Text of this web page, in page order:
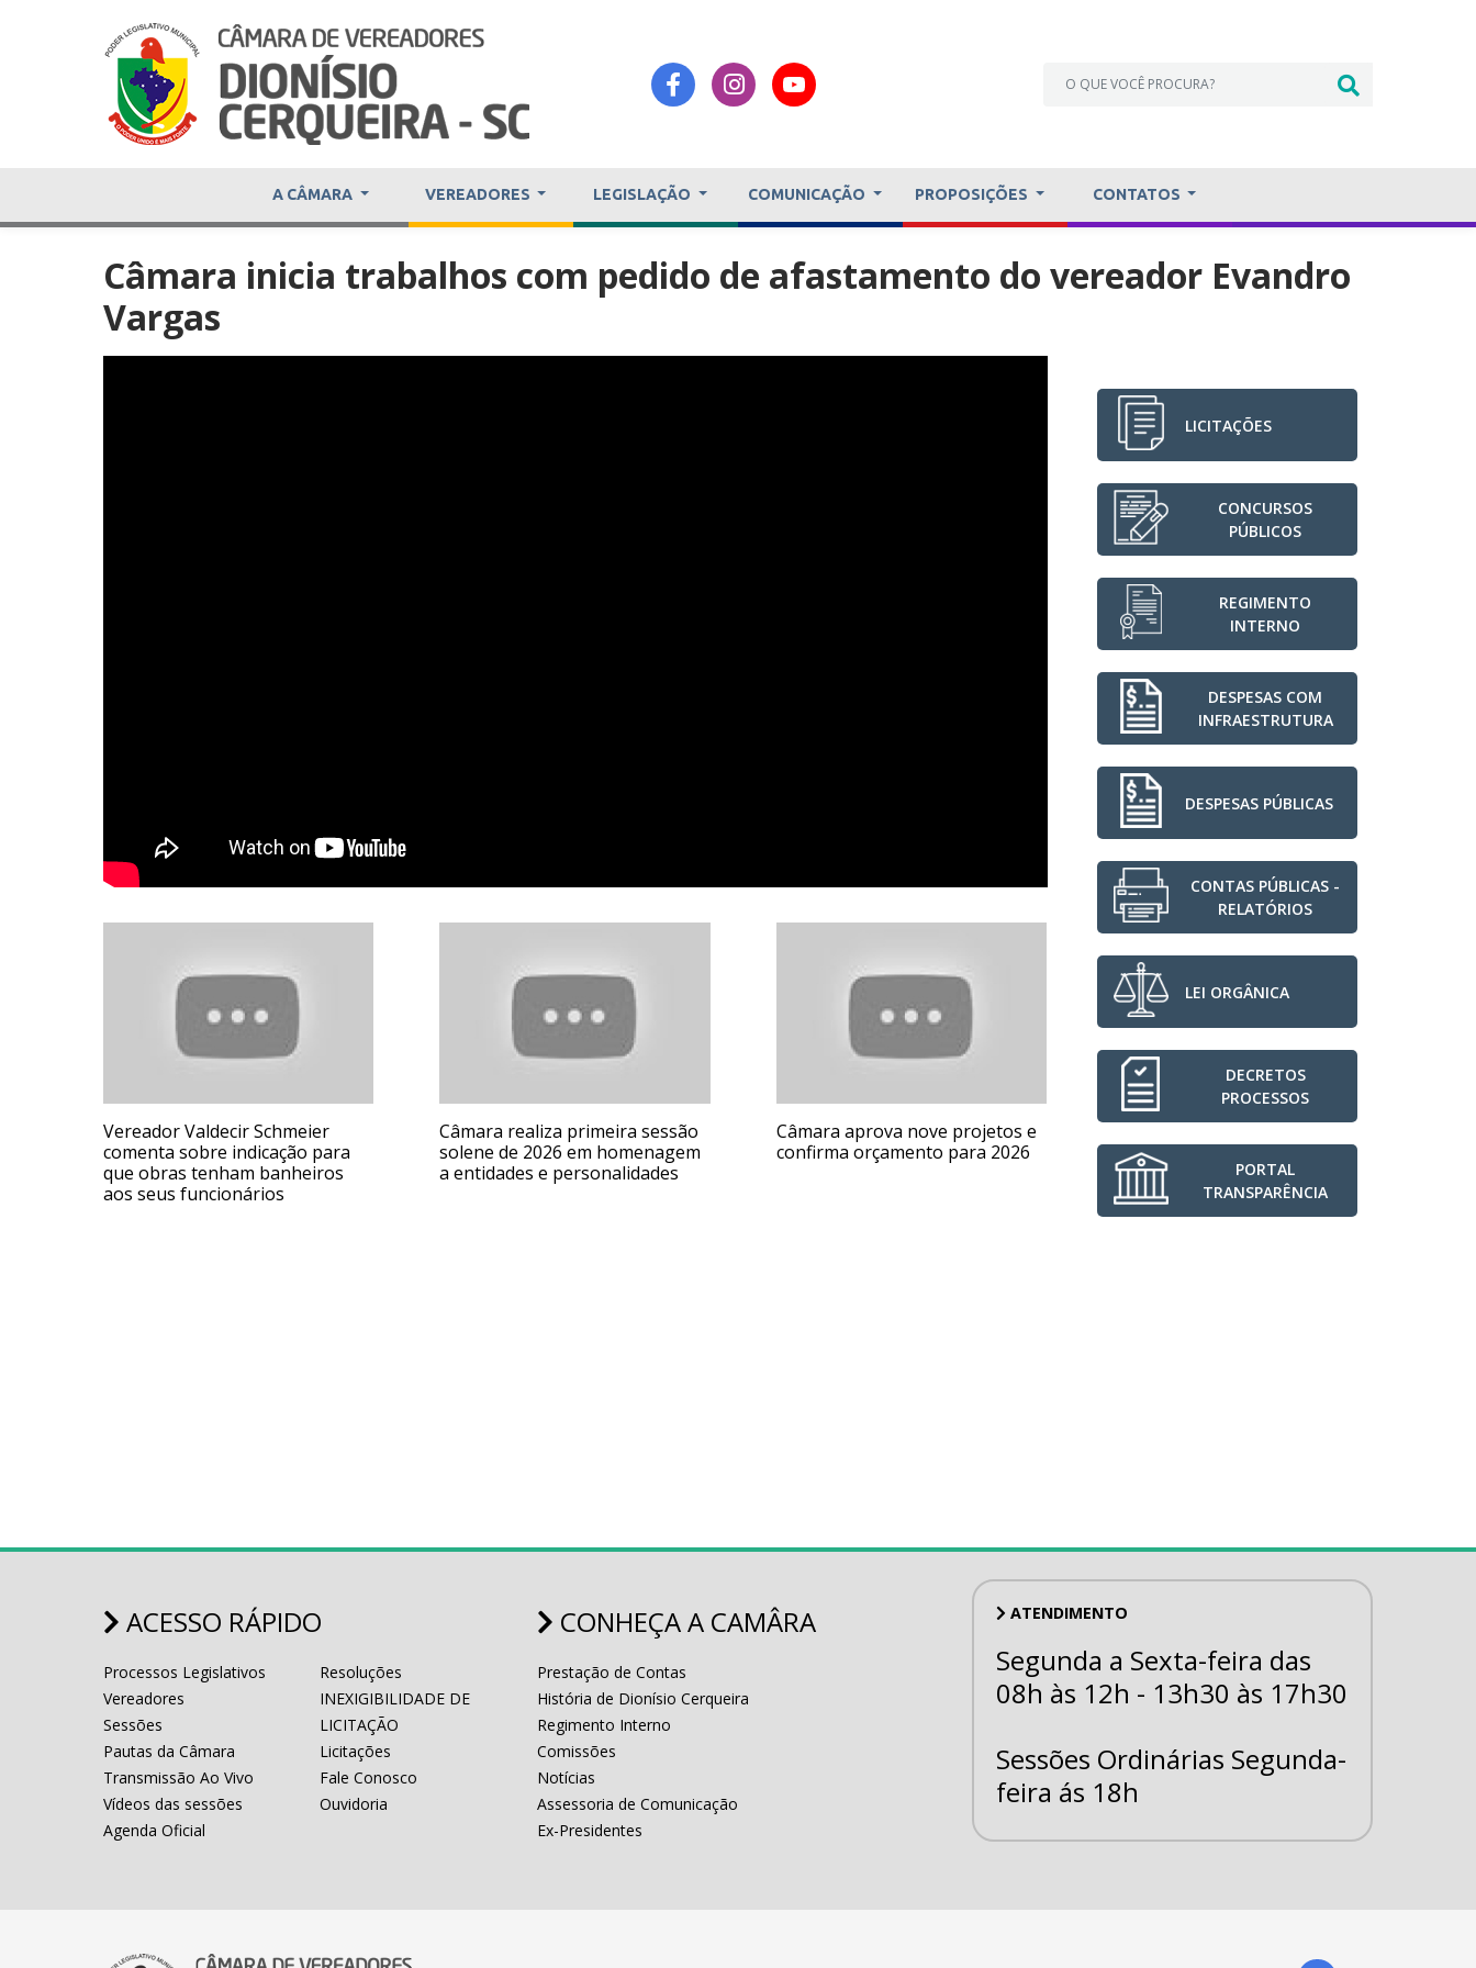
A CÂMARA VEREADORES LEGISLAÇÃO COMUNICAÇÃO PROPOSIÇÕES CONTATOS
Câmara inicia trabalhos com pedido de afastamento do vereador Evandro
Vargas
Vereador Valdecir Schmeier
comenta sobre indicação para
que obras tenham banheiros
aos seus funcionários
Câmara realiza primeira sessão
solene de 2026 em homenagem
a entidades e personalidades
Câmara aprova nove projetos e
confirma orçamento para 2026
Projeto aprovado autoriza
professores a realizarem
planejamento fora da escola
uma vez por mês
LICITAÇÕES
CONCURSOS
PÚBLICOS
REGIMENTO
INTERNO
DESPESAS COM
INFRAESTRUTURA
DESPESAS PÚBLICAS
CONTAS PÚBLICAS -
RELATÓRIOS
LEI ORGÂNICA
DECRETOS
PROCESSOS
PORTAL
TRANSPARÊNCIA
ACESSO RÁPIDO
Processos Legislativos
Vereadores
Sessões
Pautas da Câmara
Transmissão Ao Vivo
Vídeos das sessões
Agenda Oficial
Resoluções
INEXIGIBILIDADE DE
LICITAÇÃO
Licitações
Fale Conosco
Ouvidoria
CONHEÇA A CAMÂRA
Prestação de Contas
História de Dionísio Cerqueira
Regimento Interno
Comissões
Notícias
Assessoria de Comunicação
Ex-Presidentes
ATENDIMENTO
Segunda a Sexta-feira das
08h às 12h - 13h30 às 17h30
Sessões Ordinárias Segunda-
feira ás 18h